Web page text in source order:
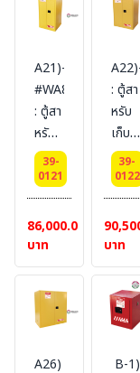
door
(self-
Certification(FM/
Ext
dimension
56x43x43
SYSBEL
(ไม่
สายดิน)
door
(self-
Ext
(ไม่
สาย
A21)-227
#WA810601
: ตู้สา
หรับ
เก็บ
ของเหลว
ไวไฟ
Flammable
Cabinets
227
door
(self-
39-
0121
86,000.00
บาท
: ตู้สา
หรับ
เก็บ
ของเ
ไวไฟ
340
L 2
door
(self-
close)
39-
0122
บาท
A26)
B-1)